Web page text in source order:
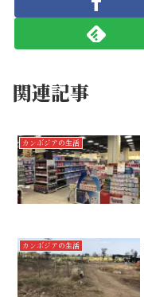
関連記事
カンボジアの生活
カンボジアの生活